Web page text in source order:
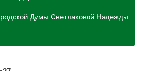
Думы Светлаковой Надежды